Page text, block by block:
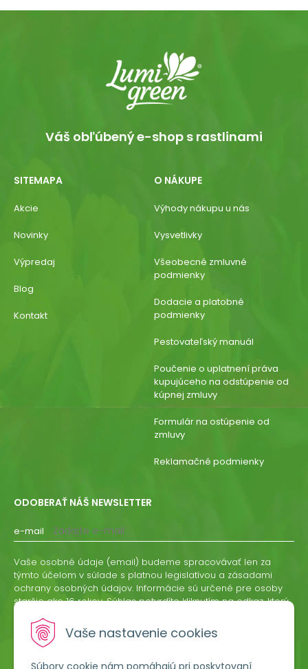
Vaše nastavenie cookies
Súbory cookie nám pomáhajú pri poskytovaní
Váš obľúbený e-shop s rastlinami
SITEMAPA
Akcie
Novinky
Výpredaj
Blog
Kontakt
O NÁKUPE
Výhody nákupu u nás
Vysvetlivky
Všeobecné zmluvné
podmienky
Dodacie a platobné
podmienky
Pestovateľský manuál
Poučenie o uplatnení práva
kupujúceho na odstúpenie od
kúpnej zmluvy
Formulár na ostúpenie od
zmluvy
Reklamačné podmienky
ODOBERAŤ NÁŠ NEWSLETTER
e-mail
Vaše osobné údaje (email) budeme spracovávať len za
týmto účelom v súlade s platnou legislatívou a zásadami
ochrany osobných údajov. Informácie sú určené pre osoby
staršie ako 16 rokov. Súhlas potvrdíte kliknutím na odkaz, ktorý
odvolať písomne, emailom alebo kliknutím na odkaz z
ktoréhokoľvek informačného emailu.